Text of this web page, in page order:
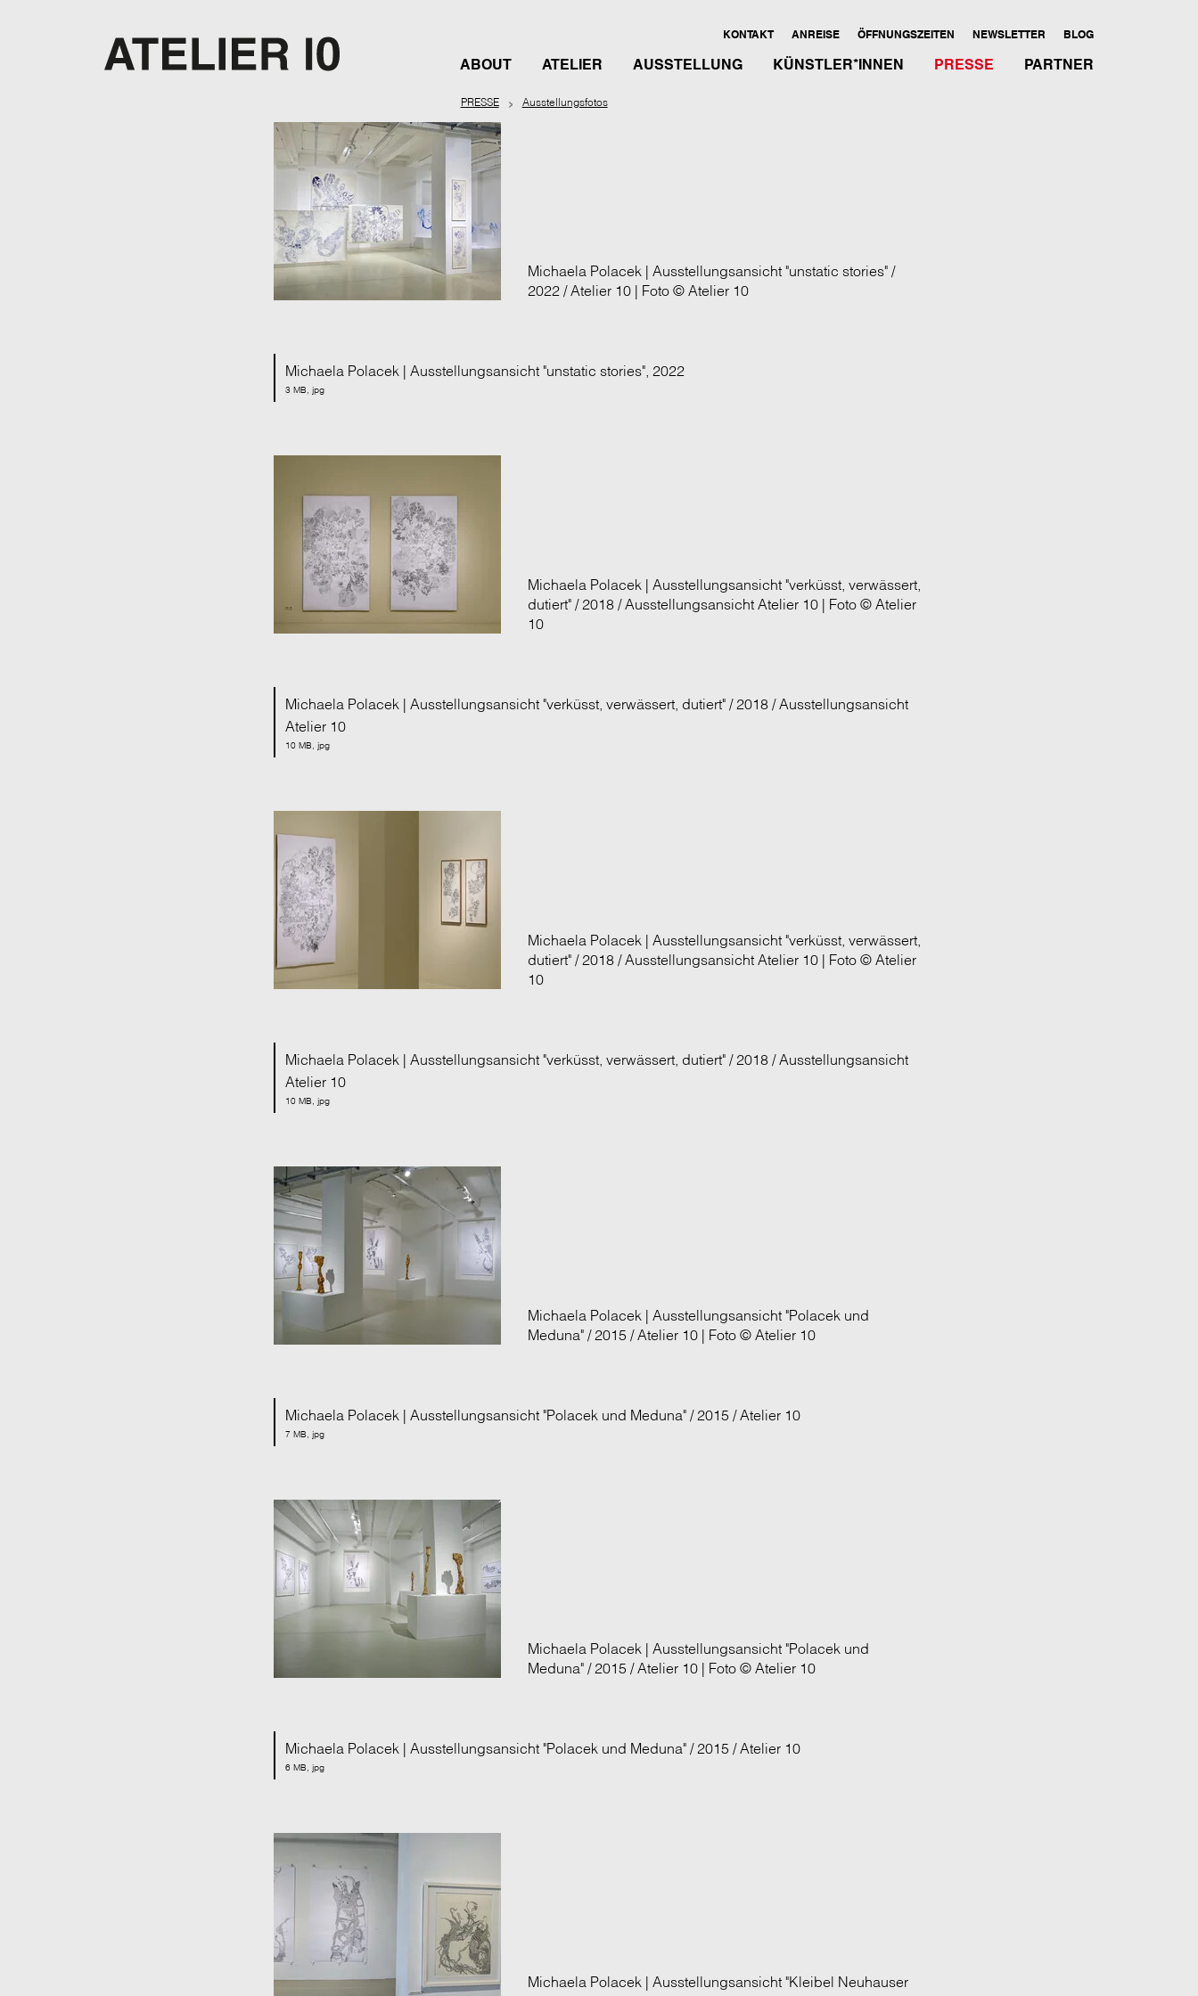
KONTAKT ANREISE ÖFFNUNGSZEITEN NEWSLETTER BLOG
ABOUT ATELIER AUSSTELLUNG KÜNSTLER*INNEN PRESSE PARTNER
PRESSE Ausstellungsfotos
Michaela Polacek | Ausstellungsansicht "unstatic stories" /
2022 / Atelier 10 | Foto © Atelier 10
Michaela Polacek | Ausstellungsansicht "unstatic stories", 2022
3 MB, jpg
Michaela Polacek | Ausstellungsansicht "verküsst, verwässert,
dutiert" / 2018 / Ausstellungsansicht Atelier 10 | Foto © Atelier
10
Michaela Polacek | Ausstellungsansicht "verküsst, verwässert, dutiert" / 2018 / Ausstellungsansicht
Atelier 10
10 MB, jpg
Michaela Polacek | Ausstellungsansicht "verküsst, verwässert,
dutiert" / 2018 / Ausstellungsansicht Atelier 10 | Foto © Atelier
10
Michaela Polacek | Ausstellungsansicht "verküsst, verwässert, dutiert" / 2018 / Ausstellungsansicht
Atelier 10
10 MB, jpg
Michaela Polacek | Ausstellungsansicht "Polacek und
Meduna" / 2015 / Atelier 10 | Foto © Atelier 10
Michaela Polacek | Ausstellungsansicht "Polacek und Meduna" / 2015 / Atelier 10
7 MB, jpg
Michaela Polacek | Ausstellungsansicht "Polacek und
Meduna" / 2015 / Atelier 10 | Foto © Atelier 10
Michaela Polacek | Ausstellungsansicht "Polacek und Meduna" / 2015 / Atelier 10
6 MB, jpg
Michaela Polacek | Ausstellungsansicht "Kleibel Neuhauser